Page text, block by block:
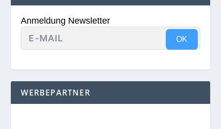
Anmeldung Newsletter
OK
WERBEPARTNER